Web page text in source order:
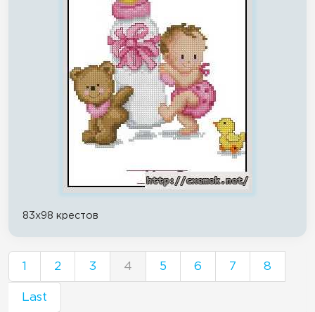
83x98 крестов
1 2 3 4 5 6 7 8
Last